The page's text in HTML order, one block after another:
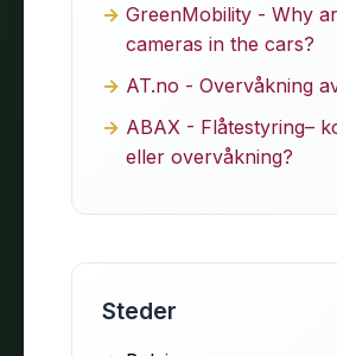
GreenMobility - Why
cameras in the cars?
AT.no - Overvåkning
ABAX - Flåtestyring–
eller overvåkning?
Steder